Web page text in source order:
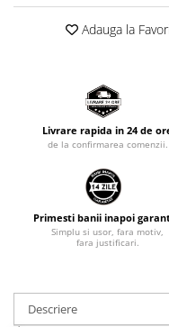
Adauga la
Livrare rapida in 24 de
de la confirmarea comenzii.
Primesti banii inapoi
Simplu si usor, fara motiv,
fara justificari.
Descriere